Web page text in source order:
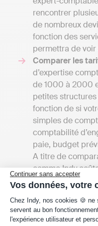
Continuer sans accepter
Vos données, votre
Plateforme de
Chez Indy, nos cookies 🍪 ne
servent au bon
l'expérience utilisateur et
rencontrer
de nombreux
fonction des
permettra de voir
Comparer les
d’expertise
de 1000 à 2000
petites structures
fonction de si
simples de
comptabilité
paie, budget
A titre de
comme Indy
selon le type
de prix
prestation. Indy
gestion de leur